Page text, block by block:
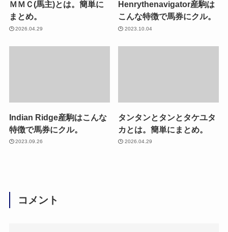
ＭＭＣ(馬主)とは。簡単に
まとめ。
2026.04.29
Henrythenavigator産駒は
こんな特徴で馬券にクル。
2023.10.04
Indian Ridge産駒はこんな
特徴で馬券にクル。
2023.09.26
タンタンとタンとタケユタ
カとは。簡単にまとめ。
2026.04.29
コメント